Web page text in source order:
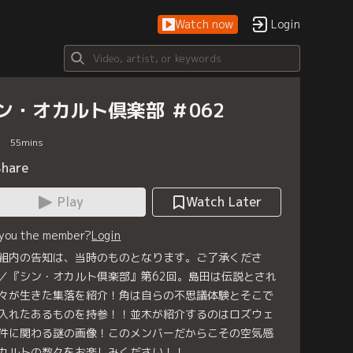
Watch now Login
・オカルト倶楽部 ＃062
55mins
Play
Watch Later
the member?Login
内の告知は、当時のものとなります。ご了承くださ
『シン・オカルト倶楽部』第62回。島田は伝説とされ
が生きた集落を紹介！角は自らの不思議体験とそこで
れたあるものを持参！！並木が紹介するのはロズウェ
に関わる謎の画像！このメンバーだからこその空気感